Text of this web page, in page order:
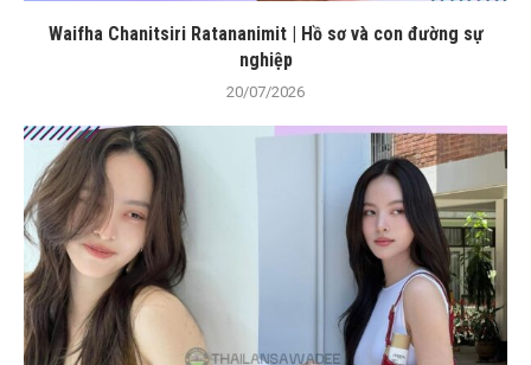
Waifha Chanitsiri Ratananimit | Hồ sơ và con đường sự
nghiệp
20/07/2026